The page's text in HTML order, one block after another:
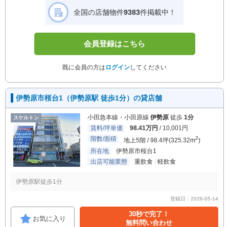
全国の店舗物件9383件掲載中！
会員登録はこちら
既に会員の方は ログインしてください
伊勢原市桜台1（伊勢原駅 徒歩1分）の貸店舗
スケルトン 小田急本線・小田原線 伊勢原 徒歩 1分
賃料/坪単価
98.41万円 / 10,001円
階数/面積
地上5階 / 98.4坪(325.32m2)
所在地
伊勢原市桜台1
出店可能業態
重飲食 軽飲食
伊勢原駅徒歩1分
登録日：2026-05-14
お気に入り
30秒で完了！
無料問い合わせ